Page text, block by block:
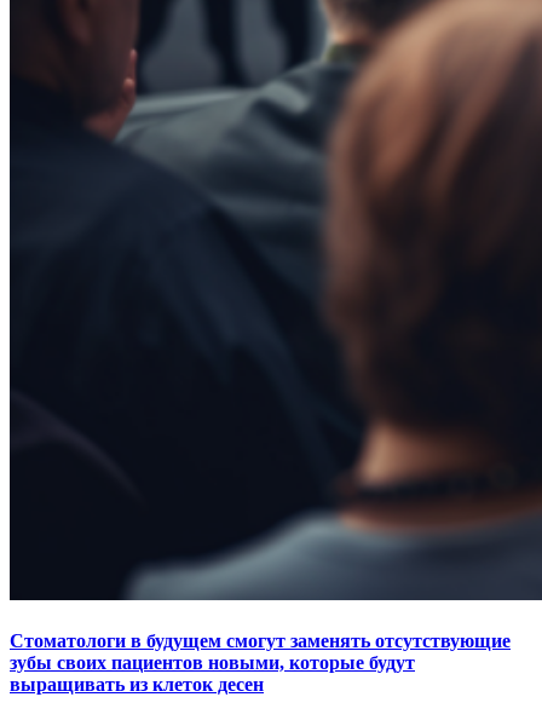
Стоматологи в будущем смогут заменять отсутствующие
зубы своих пациентов новыми, которые будут
выращивать из клеток десен